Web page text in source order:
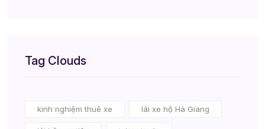
Tag Clouds
kinh nghiệm thuê xe lái xe hộ Hà Giang